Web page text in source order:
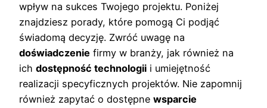
wpływ na sukces Twojego projektu. Poniżej
znajdziesz porady, które pomogą Ci podjąć
świadomą decyzję. Zwróć uwagę na
doświadczenie firmy w branży, jak również na
ich dostępność technologii i umiejętność
realizacji specyficznych projektów. Nie zapomnij
również zapytać o dostępne wsparcie